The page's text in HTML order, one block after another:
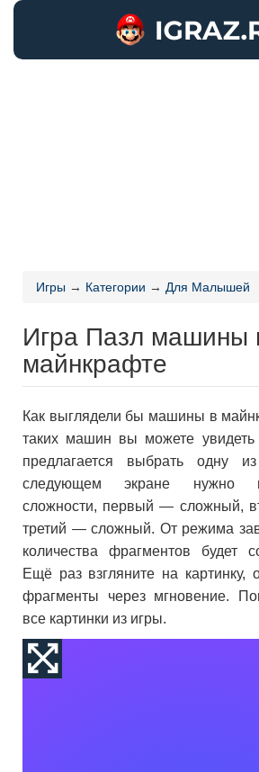
Игры → Категории → Для Малышей
Игра Пазл машины
майнкрафте
Как выглядели бы машины в
таких машин вы можете
предлагается выбрать одну
следующем экране нужно
сложности, первый — сложный,
третий — сложный. От режима
количества фрагментов будет
Ещё раз взгляните на картинку,
фрагменты через мгновение.
все картинки из игры.